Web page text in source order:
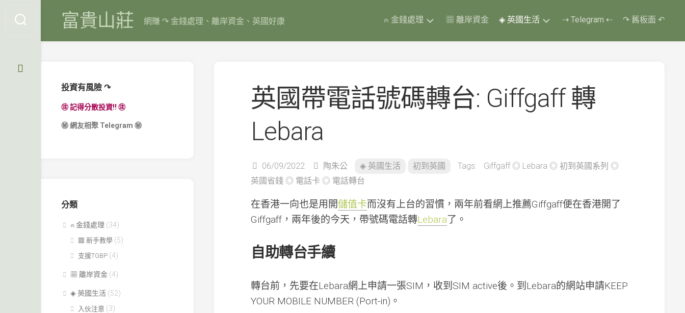
content
富貴山莊 網賺 ↷ 金錢處理、離岸資金、英國好康 ⍝ 金錢處理
債
券
數
國
銀
行
利
活
▦ 離岸資金 ◈ 英國生活
教
五
❃
成
⇢ Telegram ⇠ ↷ 舊板面 ↶
英國帶電話號碼轉台: Giffgaff 轉
Lebara
06/09/2022 陶朱公 ◈ 英國生活 初到英國 Tags: Giffgaff◎ Lebara ◎ 初到英國系列 ◎
英國省錢 ◎ 電話卡 ◎ 電話轉台
在香港一向也是用開儲值卡而沒有上台的習慣，兩年前看網上推薦Giffgaff便在香港開了
Giffgaff，兩年後的今天，帶號碼電話轉Lebara了。
自助轉台手續
轉台前，先要在Lebara網上申請一張SIM，收到SIM active後。到Lebara的網站申請KEEP
YOUR MOBILE NUMBER (Port-in)。
投資有風險 ↷
㊟ 記得分散投資!! ㊟
㊙網友相聚 Telegram ㊙
分類
⍝ 金錢處理 (34)
▩ 新手教學 (5)
支援TGBP (4)
▦ 離岸資金 (4)
◈ 英國生活 (52)
入伙注意 (3)